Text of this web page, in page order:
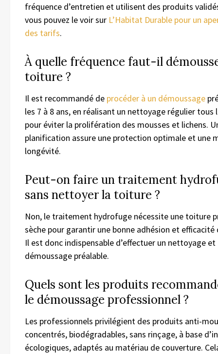
fréquence d’entretien et utilisent des produits
vous pouvez le voir sur L’Habitat Durable pour un
des tarifs.
À quelle fréquence faut-il
toiture ?
Il est recommandé de procéder à un démoussage
les 7 à 8 ans, en réalisant un nettoyage régulier tous
pour éviter la prolifération des mousses et lichens.
planification assure une protection optimale et une
longévité.
Peut-on faire un traitement
sans nettoyer la toiture ?
Non, le traitement hydrofuge nécessite une toiture
sèche pour garantir une bonne adhésion et
Il est donc indispensable d’effectuer un nettoyage et
démoussage préalable.
Quels sont les produits
le démoussage professionnel ?
Les professionnels privilégient des produits anti-
concentrés, biodégradables, sans rinçage, à base
écologiques, adaptés au matériau de couverture.